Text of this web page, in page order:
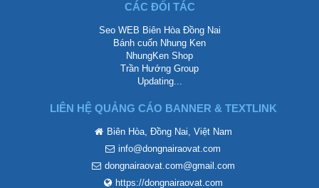
CÁC ĐỐI TÁC
Seo WEB Biên Hòa Đồng Nai
Bánh cuốn Nhung Ken
NhungKen Shop
Trần Hướng Group
Updating...
LIÊN HỆ QUẢNG CÁO BANNER & TEXTLINK
Biên Hòa, Đồng Nai, Việt Nam
info@dongnairaovat.com
dongnairaovat.com@gmail.com
https://dongnairaovat.com